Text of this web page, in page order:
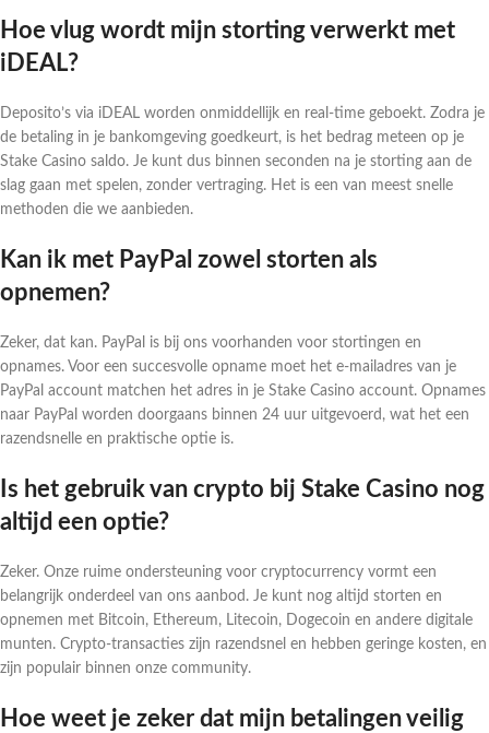
Hoe vlug wordt mijn storting verwerkt met
iDEAL?
Deposito’s via iDEAL worden onmiddellijk en real-time geboekt. Zodra je
de betaling in je bankomgeving goedkeurt, is het bedrag meteen op je
Stake Casino saldo. Je kunt dus binnen seconden na je storting aan de
slag gaan met spelen, zonder vertraging. Het is een van meest snelle
methoden die we aanbieden.
Kan ik met PayPal zowel storten als
opnemen?
Zeker, dat kan. PayPal is bij ons voorhanden voor stortingen en
opnames. Voor een succesvolle opname moet het e-mailadres van je
PayPal account matchen het adres in je Stake Casino account. Opnames
naar PayPal worden doorgaans binnen 24 uur uitgevoerd, wat het een
razendsnelle en praktische optie is.
Is het gebruik van crypto bij Stake Casino nog
altijd een optie?
Zeker. Onze ruime ondersteuning voor cryptocurrency vormt een
belangrijk onderdeel van ons aanbod. Je kunt nog altijd storten en
opnemen met Bitcoin, Ethereum, Litecoin, Dogecoin en andere digitale
munten. Crypto-transacties zijn razendsnel en hebben geringe kosten, en
zijn populair binnen onze community.
Hoe weet je zeker dat mijn betalingen veilig